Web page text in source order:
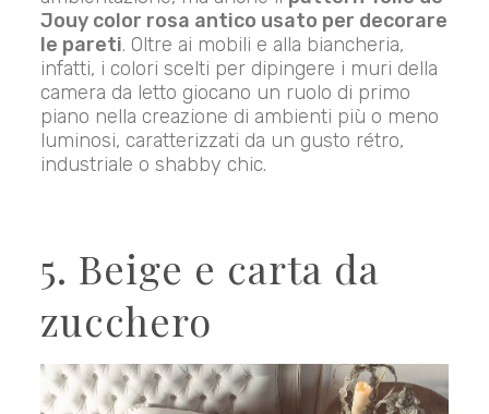
Jouy color rosa antico usato per decorare
le pareti. Oltre ai mobili e alla biancheria,
infatti, i colori scelti per dipingere i muri della
camera da letto giocano un ruolo di primo
piano nella creazione di ambienti più o meno
luminosi, caratterizzati da un gusto rétro,
industriale o shabby chic.
5. Beige e carta da
zucchero